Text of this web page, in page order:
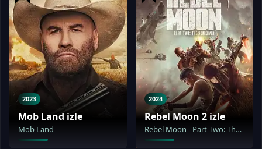
2023
Mob Land izle
Mob Land
2024
Rebel Moon 2 izle
Rebel Moon - Part Two: The Scargiver